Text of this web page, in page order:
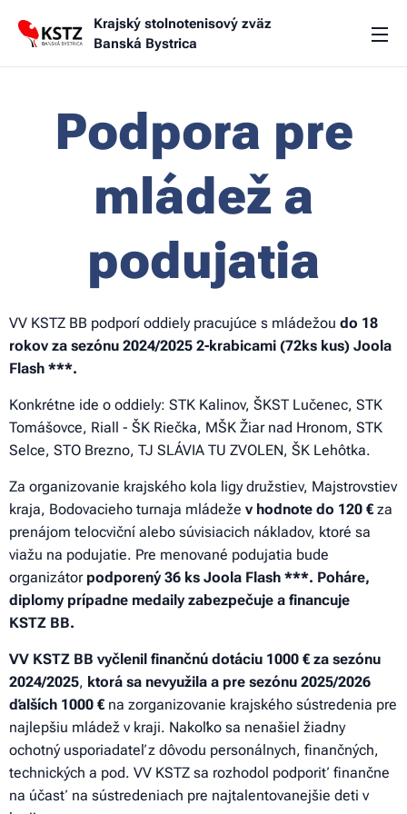
Krajský stolnotenisový zväz
Banská Bystrica
Podpora pre
mládež a
podujatia
VV KSTZ BB podporí oddiely pracujúce s mládežou do 18
rokov za sezónu 2024/2025 2-krabicami (72ks kus) Joola
Flash ***.
Konkrétne ide o oddiely: STK Kalinov, ŠKST Lučenec, STK
Tomášovce, Riall - ŠK Riečka, MŠK Žiar nad Hronom, STK
Selce, STO Brezno, TJ SLÁVIA TU ZVOLEN, ŠK Lehôtka.
Za organizovanie krajského kola ligy družstiev, Majstrovstiev
kraja, Bodovacieho turnaja mládeže v hodnote do 120 €za
prenájom telocviční alebo súvisiacich nákladov, ktoré sa
viažu na podujatie. Pre menované podujatia bude
organizátor podporený 36 ks Joola Flash ***. Poháre,
diplomy prípadne medaily zabezpečuje a financuje
KSTZ BB.
VV KSTZ BB vyčlenil finančnú dotáciu 1000 € za sezónu
2024/2025, ktorá sa nevyužila a pre sezónu 2025/2026
ďalších 1000 €na zorganizovanie krajského sústredenia pre
najlepšiu mládež v kraji. Nakoľko sa nenašiel žiadny
ochotný usporiadateľ z dôvodu personálnych, finančných,
technických a pod. VV KSTZ sa rozhodol podporiť finančne
na účasť na sústredeniach pre najtalentovanejšie deti v